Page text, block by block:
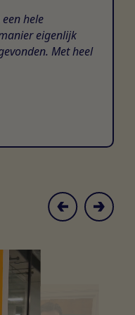
hele
eigenlijk
Met heel